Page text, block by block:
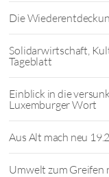
Die
Solidarwirtschaft,
Tageblatt
Einblick in die
Luxemburger Wort
Aus Alt mach neu
Umwelt zum Greifen